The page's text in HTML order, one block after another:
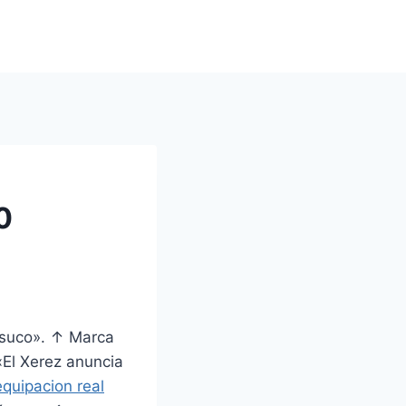
↑ Marca
Xerez anuncia
real